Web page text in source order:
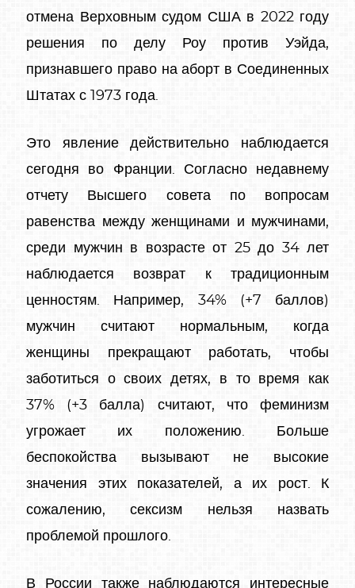
отмена Верховным судом США в 2022 году
решения по делу Роу против Уэйда,
признавшего право на аборт в Соединенных
Штатах с 1973 года.
Это явление действительно наблюдается
сегодня во Франции. Согласно недавнему
отчету Высшего совета по вопросам
равенства между женщинами и мужчинами,
среди мужчин в возрасте от 25 до 34 лет
наблюдается возврат к традиционным
ценностям. Например, 34% (+7 баллов)
мужчин считают нормальным, когда
женщины прекращают работать, чтобы
заботиться о своих детях, в то время как
37% (+3 балла) считают, что феминизм
угрожает их положению. Больше
беспокойства вызывают не высокие
значения этих показателей, а их рост. К
сожалению, сексизм нельзя назвать
проблемой прошлого.
В России также наблюдаются интересные